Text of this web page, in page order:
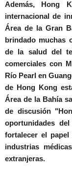
Además, Hong
internacional de
Área de la Gran
brindado muchas
de la salud del
comerciales con
Río Pearl en
de Hong Kong
Área de la Bahía
de discusión
oportunidades
fortalecer el
industrias
extranjeras.